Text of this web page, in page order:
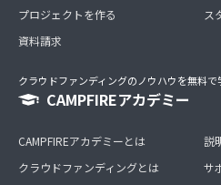
プロジェクトを作る
資料請求
ス
クラウドファンディングのノウハウを無料で
CAMPFIREアカデミー
CAMPFIREアカデミーとは
クラウドファンディングとは
説
サ